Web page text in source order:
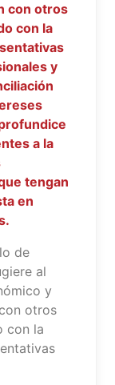
con otros
con la
y
a la
tengan
en
de
al
y
otros
con la